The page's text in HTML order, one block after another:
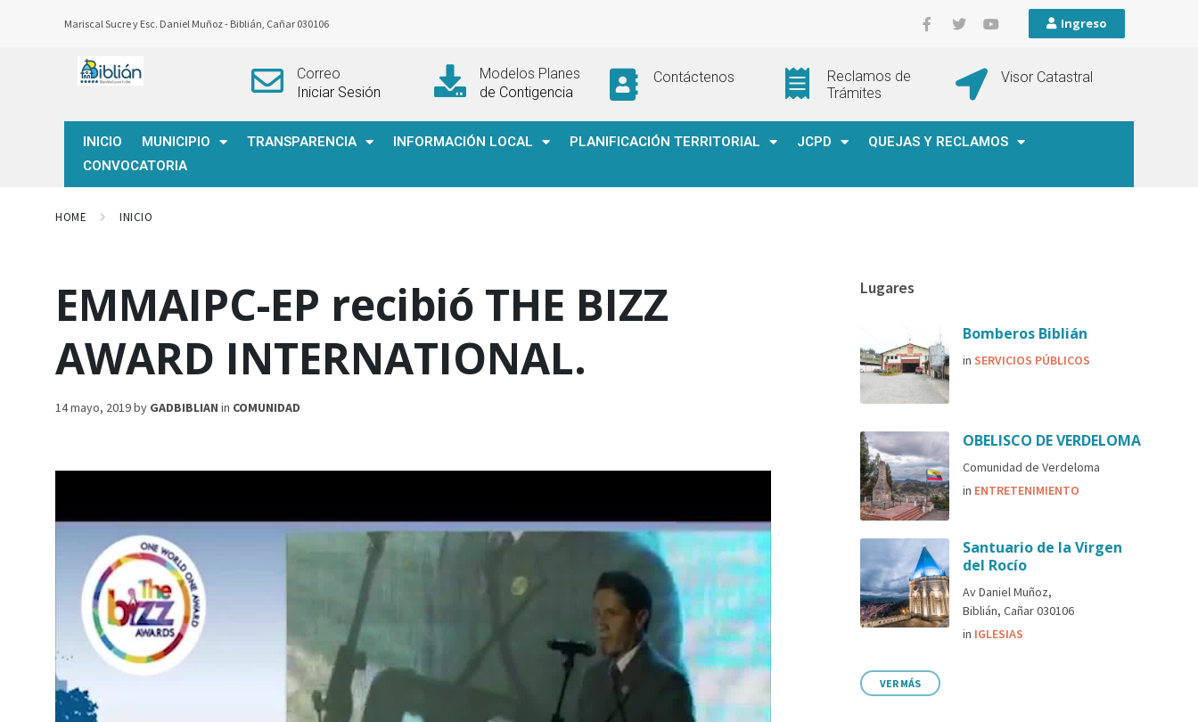
Mariscal Sucre y Esc. Daniel Muñoz - Biblián, Cañar 030106 Ingreso
Correo
Iniciar Sesión
Modelos Planes
de Contigencia
Contáctenos
Reclamos de
Trámites
Visor Catastral
INICIO MUNICIPIO TRANSPARENCIA INFORMACIÓN LOCAL PLANIFICACIÓN TERRITORIAL JCPD
QUEJAS Y RECLAMOS
CONVOCATORIA
HOME INICIO
EMMAIPC-EP recibió THE BIZZ
AWARD INTERNATIONAL.
14 mayo, 2019by GADBIBLIAN in COMUNIDAD
Lugares
Bomberos Biblián
inSERVICIOS PÚBLICOS
OBELISCO DE VERDELOMA
Comunidad de Verdeloma
in ENTRETENIMIENTO
Santuario de la Virgen
del Rocío
Av Daniel Muñoz,
Biblián, Cañar 030106
in IGLESIAS
VER MÁS